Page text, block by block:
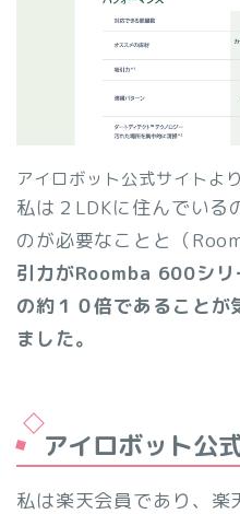
アイロボット公式サイトより
私は２LDKに住んでいる
のが必要なことと（
引力がRoomba 600シリ
の約１０倍であることが
ました。
アイロボット公
私は楽天会員であり、楽